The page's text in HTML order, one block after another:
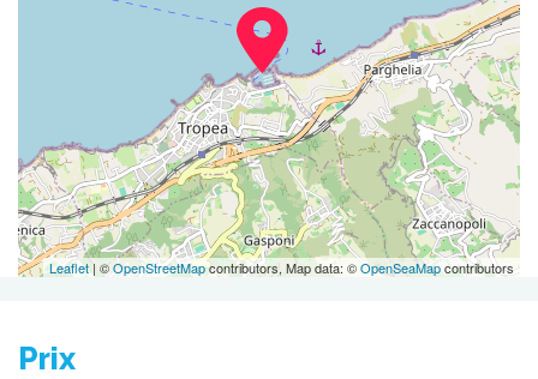
Leaflet | ©OpenStreetMapcontributors, Map data: ©OpenSeaMapcontributors
Prix